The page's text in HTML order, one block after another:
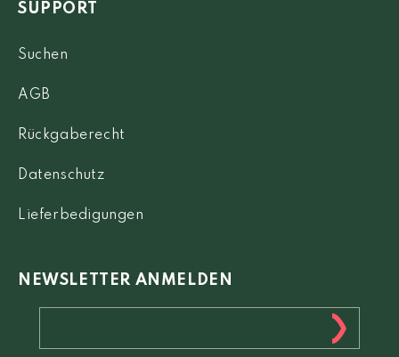
SUPPORT
Suchen
AGB
Rückgaberecht
Datenschutz
Lieferbedigungen
NEWSLETTER ANMELDEN